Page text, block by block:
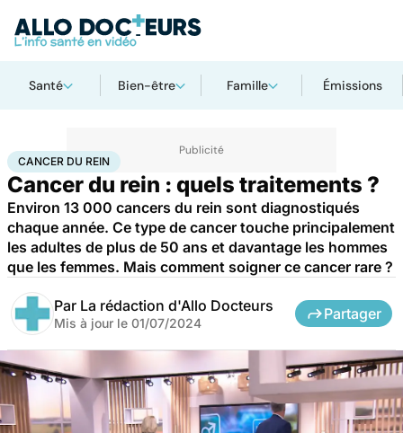
Santé Bien-être Famille Émissions
AccueilSanté Maladies Cancer du rein
CANCER DU REIN
Cancer du rein : quels traitements ?
Environ 13 000 cancers du rein sont diagnostiqués
chaque année. Ce type de cancer touche principalement
les adultes de plus de 50 ans et davantage les hommes
que les femmes. Mais comment soigner ce cancer rare ?
Par La rédaction d'Allo Docteurs
Mis à jour le 01/07/2024
Partager